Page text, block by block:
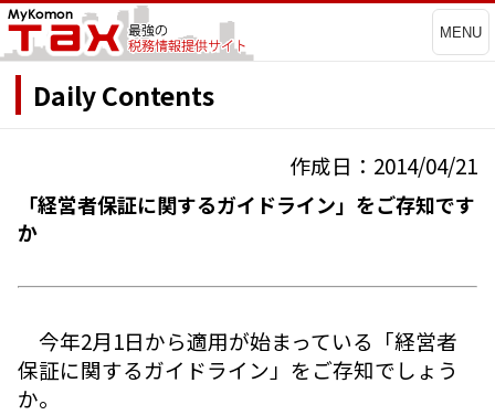
MENU
Daily Contents
作成日：2014/04/21
「経営者保証に関するガイドライン」をご存知です
か
今年2月1日から適用が始まっている「経営者
保証に関するガイドライン」をご存知でしょう
か。